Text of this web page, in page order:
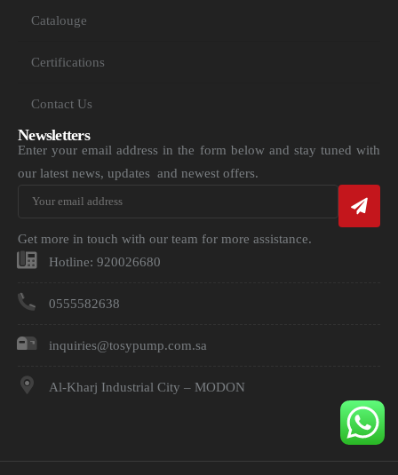
Catalouge
Certifications
Contact Us
Newsletters
Enter your email address in the form below and stay tuned with
our latest news, updates and newest offers.
Get more in touch with our team for more assistance.
Hotline: 920026680
0555582638
inquiries@tosypump.com.sa
Al-Kharj Industrial City – MODON